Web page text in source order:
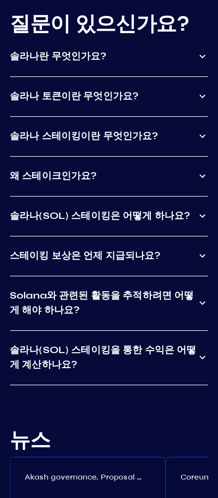
질문이 있으신가요?
솔라나란 무엇인가요?
솔라나 토큰이란 무엇인가요?
솔라나 스테이킹이란 무엇인가요?
왜 스테이크인가요?
솔라나(SOL) 스테이킹은 어떻게 하나요?
스테이킹 보상은 언제 지급되나요?
Solana와 관련된 활동을 추적하려면 어떻
게 해야 하나요?
솔라나(SOL) 스테이킹을 통한 수익은 어떻
게 계산하나요?
뉴스
Akash governance. Proposal №308